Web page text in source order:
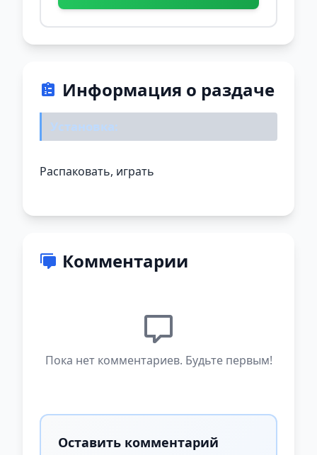
Информация о раздаче
Установка:
Распаковать, играть
Комментарии
Пока нет комментариев. Будьте первым!
Оставить комментарий